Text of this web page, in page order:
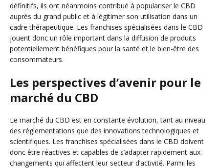
définitifs, ils ont néanmoins contribué à populariser le CBD
auprès du grand public et à légitimer son utilisation dans un
cadre thérapeutique. Les franchises spécialisées dans le CBD
jouent donc un rôle important dans la diffusion de produits
potentiellement bénéfiques pour la santé et le bien-être des
consommateurs.
Les perspectives d’avenir pour le
marché du CBD
Le marché du CBD est en constante évolution, tant au niveau
des réglementations que des innovations technologiques et
scientifiques. Les franchises spécialisées dans le CBD doivent
donc être réactives et capables de s’adapter rapidement aux
changements qui affectent leur secteur d’activité. Parmi les